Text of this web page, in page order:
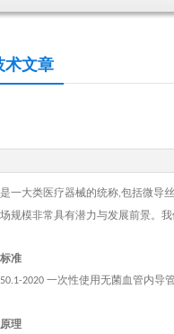
术文章
一大类医疗器械的统称,包括微导
规模非常具有潜力与发展前景。
准
2020 一次性使用无菌血管内导
理